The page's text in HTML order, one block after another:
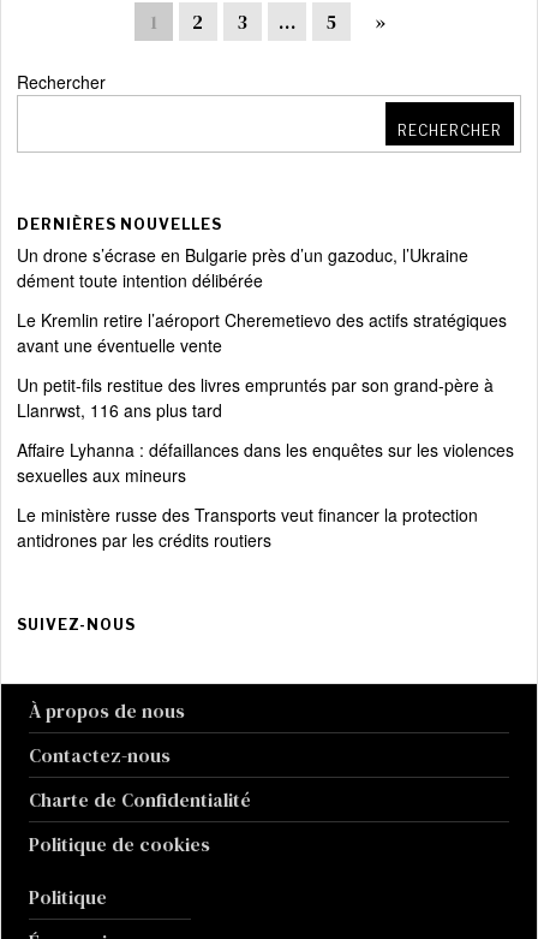
1 2 3 … 5 »
Rechercher
RECHERCHER
DERNIÈRES NOUVELLES
Un drone s’écrase en Bulgarie près d’un gazoduc, l’Ukraine
dément toute intention délibérée
Le Kremlin retire l’aéroport Cheremetievo des actifs stratégiques
avant une éventuelle vente
Un petit-fils restitue des livres empruntés par son grand-père à
Llanrwst, 116 ans plus tard
Affaire Lyhanna : défaillances dans les enquêtes sur les violences
sexuelles aux mineurs
Le ministère russe des Transports veut financer la protection
antidrones par les crédits routiers
SUIVEZ-NOUS
À propos de nous
Contactez-nous
Charte de Confidentialité
Politique de cookies
Politique